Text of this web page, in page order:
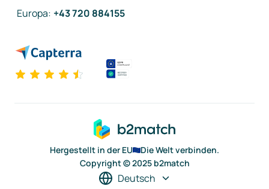
Europa: +43 720 884155
Hergestellt in der EU
Die Welt verbinden.
Copyright © 2025 b2match
Deutsch